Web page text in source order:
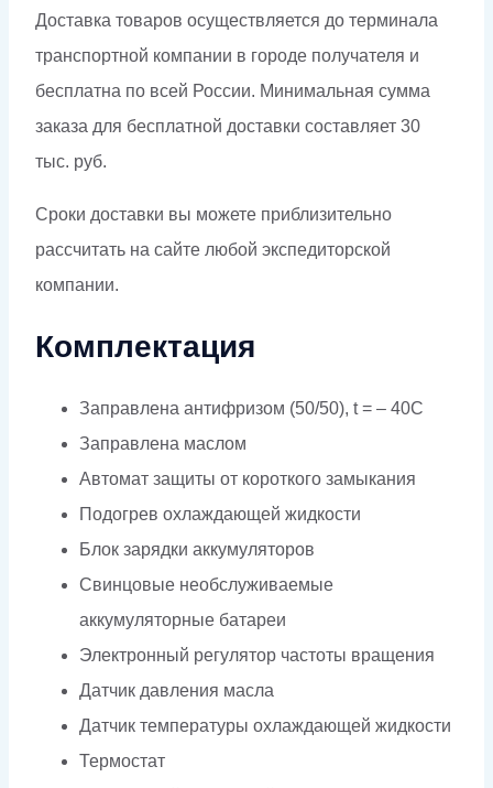
Доставка товаров осуществляется до терминала
транспортной компании в городе получателя и
бесплатна по всей России. Минимальная сумма
заказа для бесплатной доставки составляет 30
тыс. руб.
Сроки доставки вы можете приблизительно
рассчитать на сайте любой экспедиторской
компании.
Комплектация
Заправлена антифризом (50/50), t = – 40C
Заправлена маслом
Автомат защиты от короткого замыкания
Подогрев охлаждающей жидкости
Блок зарядки аккумуляторов
Свинцовые необслуживаемые
аккумуляторные батареи
Электронный регулятор частоты вращения
Датчик давления масла
Датчик температуры охлаждающей жидкости
Термостат